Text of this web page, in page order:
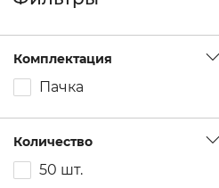
Комплектация
Пачка
Количество
50 шт.